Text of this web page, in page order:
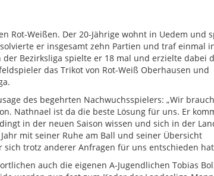
Rot-Weißen. Der 20-Jährige wohnt in Uedem und
er insgesamt zehn Partien und traf einmal
Bezirksliga spielte er 18 mal und erzielte dabei
das Trikot von Rot-Weiß Oberhausen und
des begehrten Nachwuchsspielers: „Wir
Nathnael ist da die beste Lösung für uns. Er
in der neuen Saison wissen und sich in der
mit seiner Ruhe am Ball und seiner Übersicht
trotz anderer Anfragen für uns entschieden
auch die eigenen A-Jugendlichen Tobias